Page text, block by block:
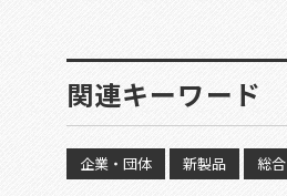
関連キーワード
企業・団体 新製品 総合